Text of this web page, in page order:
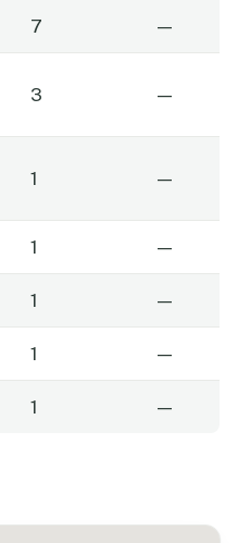
7 —
3 —
1 —
1 —
1 —
1 —
1 —